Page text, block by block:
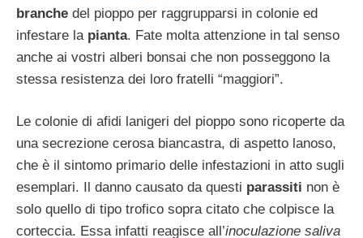
branche del pioppo per raggrupparsi in colonie ed
infestare la pianta. Fate molta attenzione in tal senso
anche ai vostri alberi bonsai che non posseggono la
stessa resistenza dei loro fratelli “maggiori”.
Le colonie di afidi lanigeri del pioppo sono ricoperte da
una secrezione cerosa biancastra, di aspetto lanoso,
che è il sintomo primario delle infestazioni in atto sugli
esemplari. Il danno causato da questi parassiti non è
solo quello di tipo trofico sopra citato che colpisce la
corteccia. Essa infatti reagisce all’inoculazione saliva